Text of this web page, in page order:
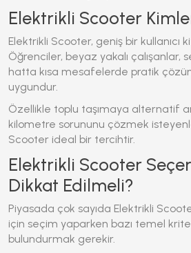
Elektrikli Scooter
Elektrikli Scooter, geniş bir kullanıcı
Öğrenciler, beyaz yakalı çalışanlar,
hatta kısa mesafelerde pratik
uygundur.
Özellikle toplu taşımaya alternatif
kilometre sorununu çözmek
Scooter ideal bir tercihtir.
Elektrikli Scooter
Dikkat Edilmeli?
Piyasada çok sayıda Elektrikli
için seçim yaparken bazı temel
bulundurmak gerekir.